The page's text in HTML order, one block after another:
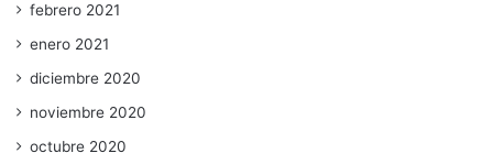
febrero 2021
enero 2021
diciembre 2020
noviembre 2020
octubre 2020